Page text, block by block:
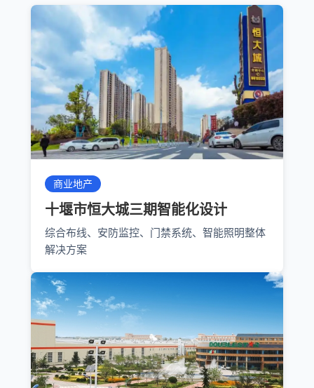
商业地产
十堰市恒大城三期智能化设计
综合布线、安防监控、门禁系统、智能照明整体
解决方案